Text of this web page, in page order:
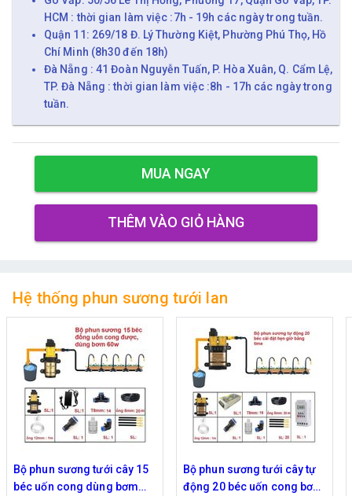
HCM : thời gian làm việc :7h - 19h các ngày trong tuần.
Quận 11: 269/18 Đ. Lý Thường Kiệt, Phường Phú Thọ, Hồ
Chí Minh (8h30 đến 18h)
Đà Nẵng : 41 Đoàn Nguyễn Tuấn, P. Hòa Xuân, Q. Cẩm Lệ,
TP. Đà Nẵng : thời gian làm việc :8h - 17h các ngày trong
tuần.
MUA NGAY
THÊM VÀO GIỎ HÀNG
Hệ thống phun sương tưới lan
tưới cây 15
dùng bơm
Bộ phun sương tưới cây tự
động 20 béc uốn cong bơm
Bộ phun
động 20 béc